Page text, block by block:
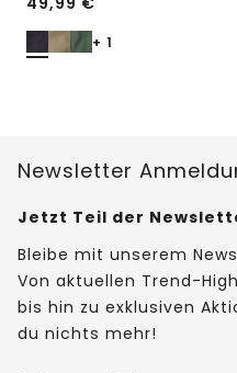
+ 1
Newsletter
Jetzt Teil der
Bleibe mit unserem
Von aktuellen Trend-
bis hin zu exklusiven
du nichts mehr!